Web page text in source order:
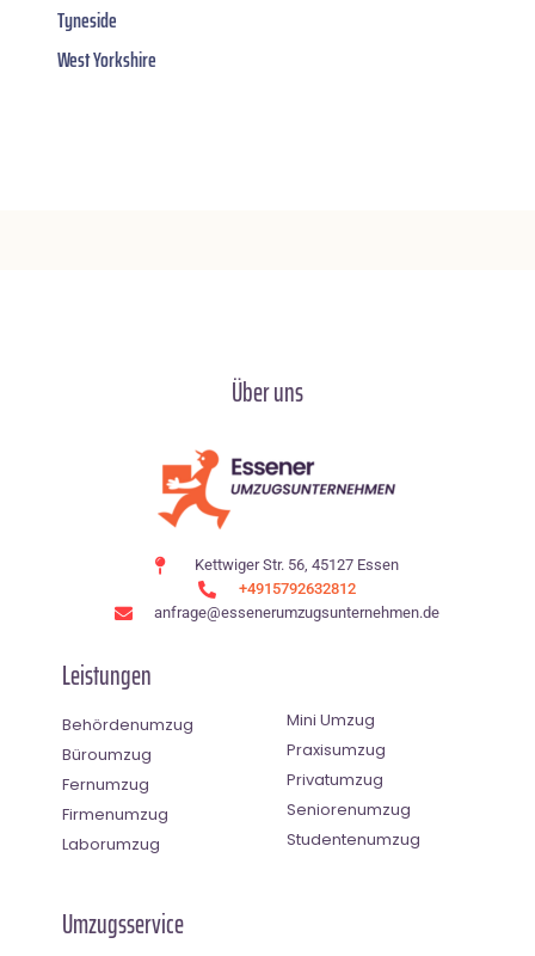
Tyneside
West Yorkshire
Über uns
Kettwiger Str. 56, 45127 Essen
+4915792632812
anfrage@essenerumzugsunternehmen.de
Leistungen
Behördenumzug
Büroumzug
Fernumzug
Firmenumzug
Laborumzug
Mini Umzug
Praxisumzug
Privatumzug
Seniorenumzug
Studentenumzug
Umzugsservice